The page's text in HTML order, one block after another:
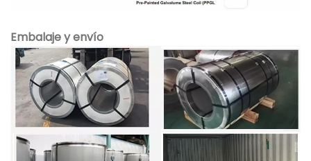
Embalaje y envío